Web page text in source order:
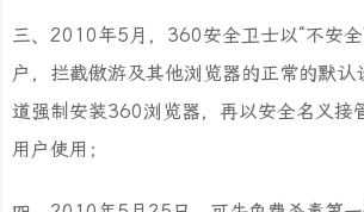
三、2010年5月，360安全卫士以“不安全
户，拦截傲游及其他浏览器的正常的默认
道强制安装360浏览器，再以安全名义接
用户使用；